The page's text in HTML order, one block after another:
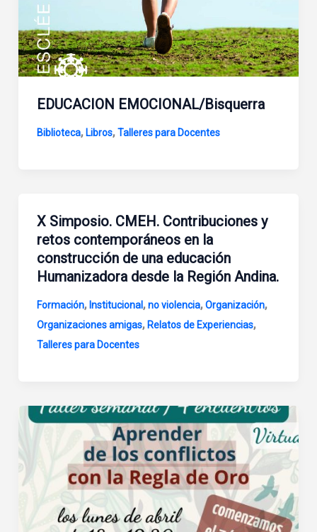
EDUCACION EMOCIONAL/Bisquerra
Biblioteca, Libros,Talleres para Docentes
X Simposio. CMEH. Contribuciones y
retos contemporáneos en la
construcción de una educación
Humanizadora desde la Región Andina.
Formación,Institucional,no violencia,Organización,
Organizaciones amigas,Relatos de Experiencias,
Talleres para Docentes